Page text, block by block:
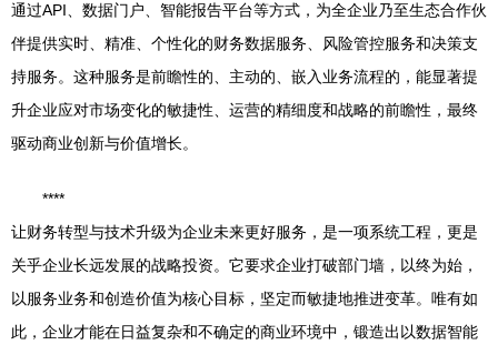
通过API、数据门户、智能报告平台等方式，为全企业乃至生态合作伙
伴提供实时、精准、个性化的财务数据服务、风险管控服务和决策支
持服务。这种服务是前瞻性的、主动的、嵌入业务流程的，能显著提
升企业应对市场变化的敏捷性、运营的精细度和战略的前瞻性，最终
驱动商业创新与价值增长。
****
让财务转型与技术升级为企业未来更好服务，是一项系统工程，更是
关乎企业长远发展的战略投资。它要求企业打破部门墙，以终为始，
以服务业务和创造价值为核心目标，坚定而敏捷地推进变革。唯有如
此，企业才能在日益复杂和不确定的商业环境中，锻造出以数据智能